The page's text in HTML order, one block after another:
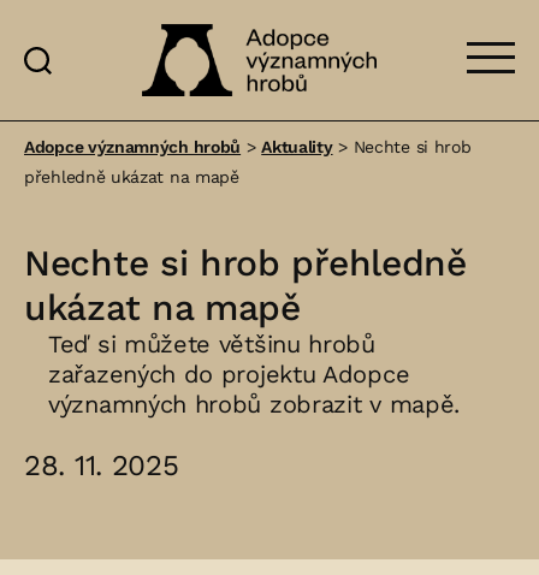
významných
Adopce významných hrobů >Aktuality> Nechte si hrob
přehledně ukázat na mapě
Nechte si hrob přehledně
ukázat na mapě
Teď si můžete většinu hrobů
zařazených do projektu Adopce
významných hrobů zobrazit v mapě.
28. 11. 2025